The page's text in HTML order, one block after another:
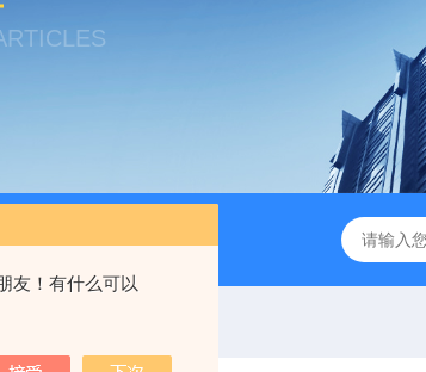
友！有什么可以
测试剂盒 48t/96t国产ELISA试剂盒,免费代测